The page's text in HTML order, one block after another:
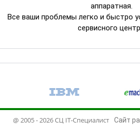
аппаратная.
Все ваши проблемы легко и быстро
сервисного
@ 2005 - 2026 СЦ IT-Специалист Сайт